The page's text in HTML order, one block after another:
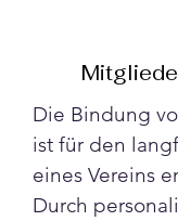
Die Bindung
ist für den
eines Vereins
Durch